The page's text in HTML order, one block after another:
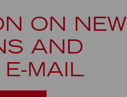
ON NEW
AND
MAIL